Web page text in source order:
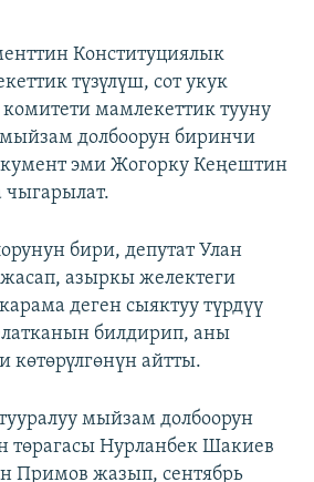
Конституциялык
түзүлүш, сот укук
мамлекеттик тууну
долбоорун биринчи
эми Жогорку Кеңештин
бири, депутат Улан
азыркы желектеги
деген сыяктуу түрдүү
билдирип, аны
көтөрүлгөнүн айтты.
мыйзам долбоорун
төрагасы Нурланбек Шакиев
Примов жазып, сентябрь